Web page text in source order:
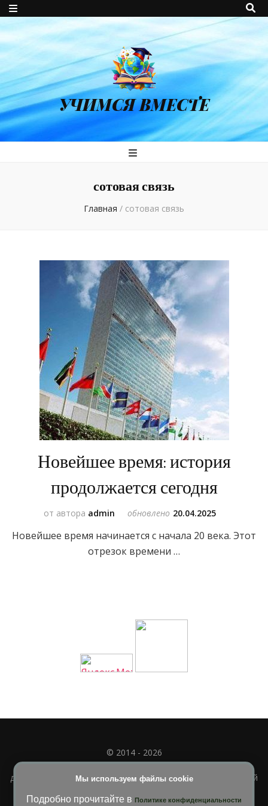
УЧИМСЯ ВМЕСТЕ
сотовая связь
Главная / сотовая связь
Новейшее время: история
продолжается сегодня
от автора admin обновлено 20.04.2025
Новейшее время начинается с начала 20 века. Этот
отрезок времени …
Мы используем файлы cookie
Подробно прочитайте в Политике конфиденциальности
© 2014 - 2026
Полное или частичное использование материала
допускается только при наличии активной и индексируемой